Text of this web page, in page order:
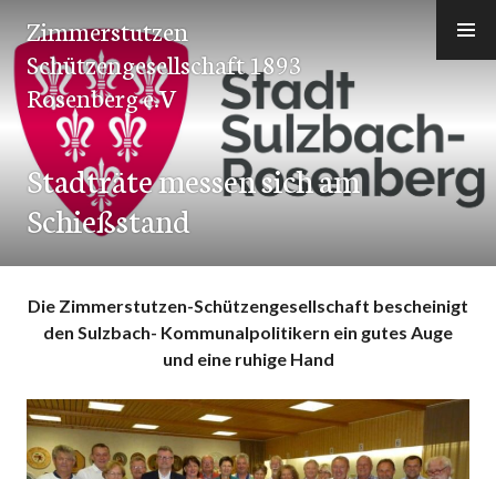
Inhalt
springen
Zimmerstutzen
Schützengesellschaft 1893
Rosenberg e.V
Stadträte messen sich am
Schießstand
Die Zimmerstutzen-Schützengesellschaft bescheinigt
den Sulzbach- Kommunalpolitikern ein gutes Auge
und eine ruhige Hand